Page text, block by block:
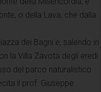
o della Lava, che dalla
dei Bagni e, salendo in
la Villa Zavota degli eredi
del parco naturalistico
il prof. Giuseppe